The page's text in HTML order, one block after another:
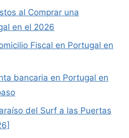
al Comprar una
en el 2026
Fiscal en Portugal en
bancaria en Portugal en
del Surf a las Puertas